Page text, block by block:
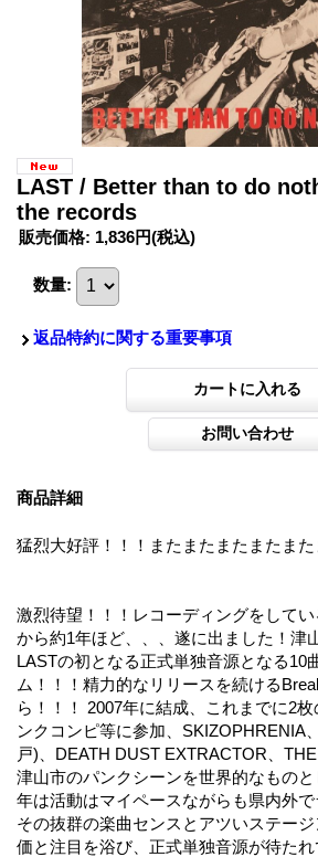
LAST / Better than to do
the records
販売価格: 1,836円(税込)
数量:
返品特約に関する重要事項
商品詳細
猛烈大好評！！！またまたまたまたまた
激烈待望！！！レコーディングをして
から約1年ほど、、、遂に出ました！津
LASTの初となる正式単独音源となる10
ム！！！精力的なリリースを続ける
ら！！！ 2007年に結成、これまでに2
ンクコンピ等に参加、SKIZOPHRENIA
戸)、DEATH DUST EXTRACTOR、
津山市のパンクシーンを世界的なもの
年は活動はマイペースながらも県内外で
その抜群の楽曲センスとアツいステー
価と注目を浴び、正式単独音源が待た